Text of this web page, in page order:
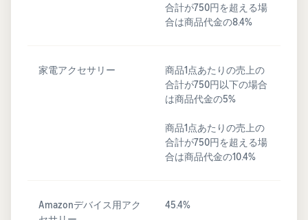
合計が750円を超える場
合は商品代金の8.4%
家電アクセサリー
商品1点あたりの売上の
合計が750円以下の場合
は商品代金の5%
商品1点あたりの売上の
合計が750円を超える場
合は商品代金の10.4%
Amazonデバイス用アク
45.4%